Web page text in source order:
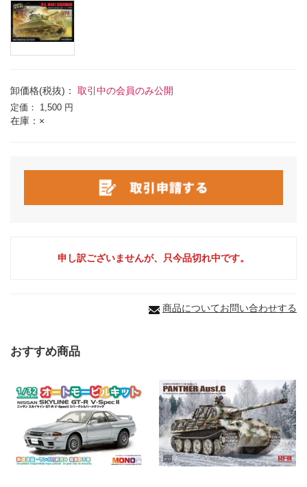
卸価格(税抜)： 取引中の会員のみ公開
定価： 1,500 円
在庫：×
申し訳ございませんが、只今品切れ中です。
商品についてお問い合わせする
おすすめ商品